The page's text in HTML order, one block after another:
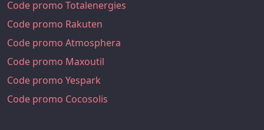
Code promo Totalenergies
Code promo Rakuten
Code promo Atmosphera
Code promo Maxoutil
Code promo Yespark
Code promo Cocosolis